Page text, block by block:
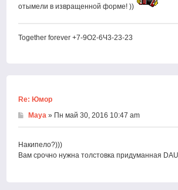
отымели в извращенной форме! ))
Together forever +7-9О2-6Ч3-23-23
Re: Юмор
Maya » Пн май 30, 2016 10:47 am
Накипело?)))
Вам срочно нужна толстовка придуманная